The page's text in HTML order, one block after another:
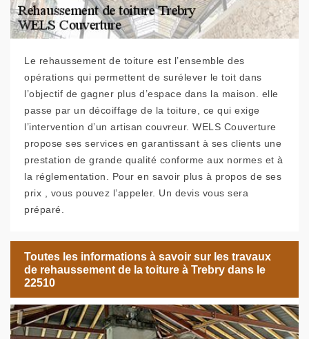
Le rehaussement de toiture est l’ensemble des
opérations qui permettent de surélever le toit dans
l’objectif de gagner plus d’espace dans la maison. elle
passe par un décoiffage de la toiture, ce qui exige
l’intervention d’un artisan couvreur. WELS Couverture
propose ses services en garantissant à ses clients une
prestation de grande qualité conforme aux normes et à
la réglementation. Pour en savoir plus à propos de ses
prix , vous pouvez l’appeler. Un devis vous sera
préparé.
Toutes les informations à savoir sur les travaux
de rehaussement de la toiture à Trebry dans le
22510